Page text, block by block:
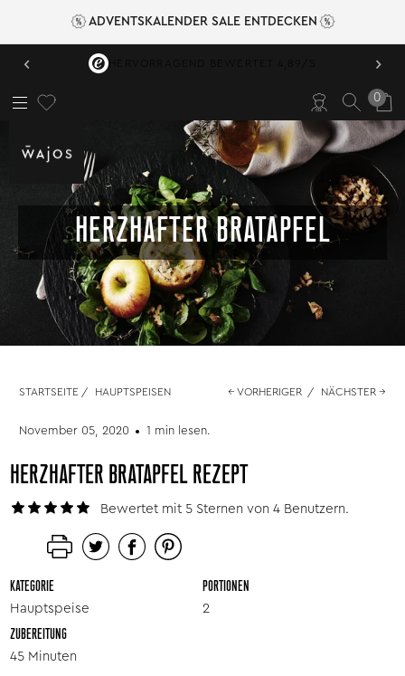
ADVENTSKALENDER SALE ENTDECKEN
‹ ›
0
HERZHAFTER BRATAPFEL
STARTSEITE / HAUPTSPEISEN ← VORHERIGER / NÄCHSTER →
November 05, 2020 1 min lesen.
HERZHAFTER BRATAPFEL REZEPT
Bewertet mit 5 Sternen von 4 Benutzern.
KATEGORIE
Hauptspeise
PORTIONEN
2
ZUBEREITUNG
45 Minuten